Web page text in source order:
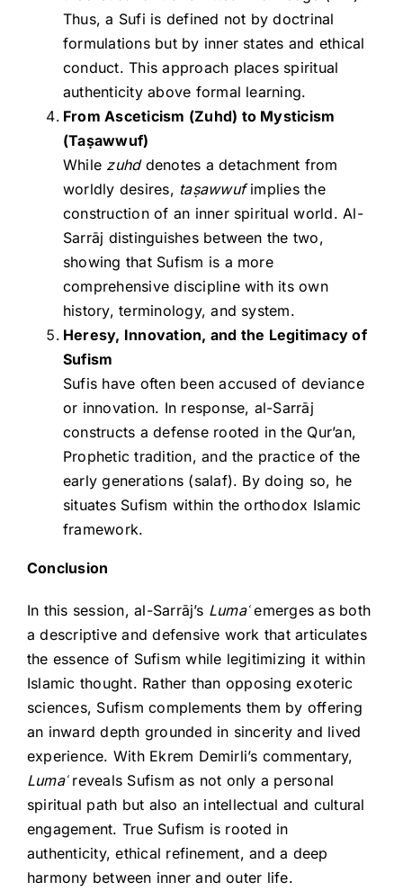
Thus, a Sufi is defined not by doctrinal
formulations but by inner states and ethical
conduct. This approach places spiritual
authenticity above formal learning.
From Asceticism (Zuhd) to Mysticism
(Taṣawwuf)
While zuhddenotes a detachment from
worldly desires, taṣawwufimplies the
construction of an inner spiritual world. Al-
Sarrāj distinguishes between the two,
showing that Sufism is a more
comprehensive discipline with its own
history, terminology, and system.
Heresy, Innovation, and the Legitimacy of
Sufism
Sufis have often been accused of deviance
or innovation. In response, al-Sarrāj
constructs a defense rooted in the Qur’an,
Prophetic tradition, and the practice of the
early generations (salaf). By doing so, he
situates Sufism within the orthodox Islamic
framework.
Conclusion
In this session, al-Sarrāj’s Lumaʿemerges as both
a descriptive and defensive work that articulates
the essence of Sufism while legitimizing it within
Islamic thought. Rather than opposing exoteric
sciences, Sufism complements them by offering
an inward depth grounded in sincerity and lived
experience. With Ekrem Demirli’s commentary,
Lumaʿreveals Sufism as not only a personal
spiritual path but also an intellectual and cultural
engagement. True Sufism is rooted in
authenticity, ethical refinement, and a deep
harmony between inner and outer life.